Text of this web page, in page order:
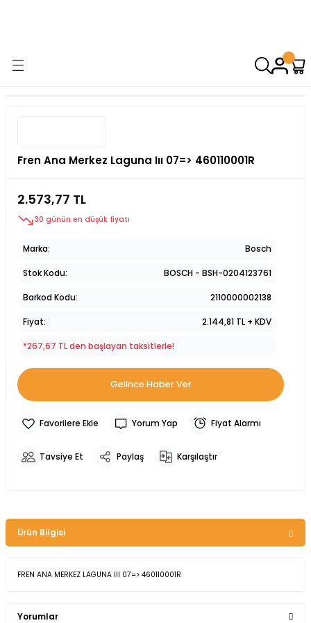
Fren Ana Merkez Laguna Iıı 07=> 460110001R
2.573,77 TL
30 günün en düşük fiyatı
Marka Bosch
Stok Kodu BOSCH - BSH-0204123761
Barkod Kodu 2110000002138
Fiyat 2.144,81 TL + KDV
*267,67 TL den başlayan taksitlerle!
Gelince Haber Ver
Yorum Yap Fiyat Alarmı
Tavsiye Et Paylaş Karşılaştır
Ürün Bilgisi
FREN ANA MERKEZ LAGUNA III 07=> 460110001R
Yorumlar